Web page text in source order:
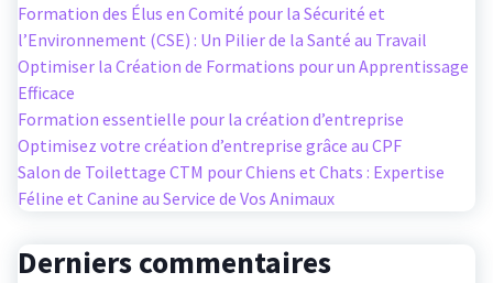
Formation des Élus en Comité pour la Sécurité et
l’Environnement (CSE) : Un Pilier de la Santé au Travail
Optimiser la Création de Formations pour un Apprentissage
Efficace
Formation essentielle pour la création d’entreprise
Optimisez votre création d’entreprise grâce au CPF
Salon de Toilettage CTM pour Chiens et Chats : Expertise
Féline et Canine au Service de Vos Animaux
Derniers commentaires